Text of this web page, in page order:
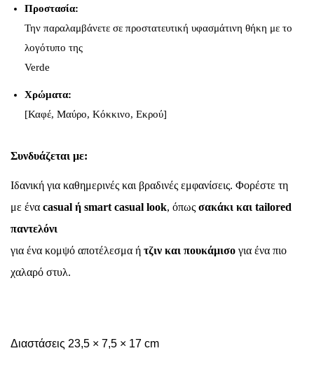
Προστασία:
Την παραλαμβάνετε σε προστατευτική υφασμάτινη θήκη με το
λογότυπο της
Verde
Χρώματα:
[Καφέ, Μαύρο, Κόκκινο, Εκρού]
Συνδυάζεται με:
Ιδανική για καθημερινές και βραδινές εμφανίσεις. Φορέστε τη
με ένα casual ή smart casual look, όπως σακάκι και tailored
παντελόνι
για ένα κομψό αποτέλεσμα ή τζιν και πουκάμισο για ένα πιο
χαλαρό στυλ.
Διαστάσεις 23,5 × 7,5 × 17 cm